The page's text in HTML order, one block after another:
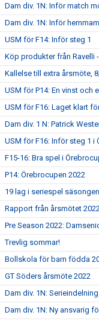
Dam div. 1N: Inför match
Dam div. 1N: Inför
USM för F14: Inför steg 1
Köp produkter från Ravelli
Kallelse till extra årsmöte,
USM för P14: En vinst och
USM för F16: Laget klart
Dam div. 1 N: Patrick
USM för F16: Inför steg 1 i
F15-16: Bra spel i
P14: Örebrocupen 2022
19 lag i seriespel
Rapport från årsmötet 2022
Pre Season 2022:
Trevlig sommar!
Bollskola för barn födda
GT Söders årsmöte 2022
Dam div. 1N:
Dam div. 1N: Ny ansvarig